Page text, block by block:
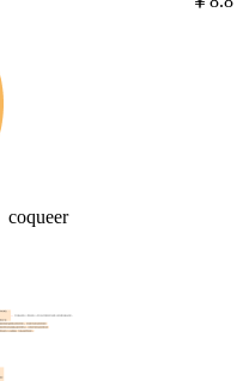
coqueer